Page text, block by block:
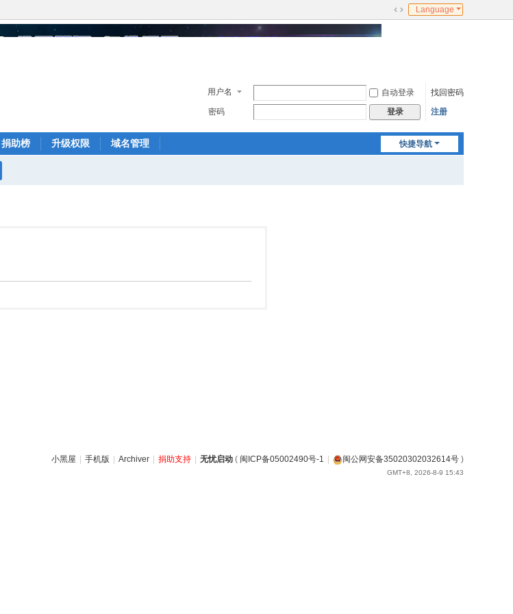
切
Language
用户名 自动登录
找回密码
密码
登录 注册
快捷导航
捐助榜 升级权限 域名管理
小黑屋 手机版 Archiver 捐助支持 无忧启动 ( 闽ICP备05002490号-1 闽公网安备35020302032614号 )
GMT+8, 2026-8-9 15:43